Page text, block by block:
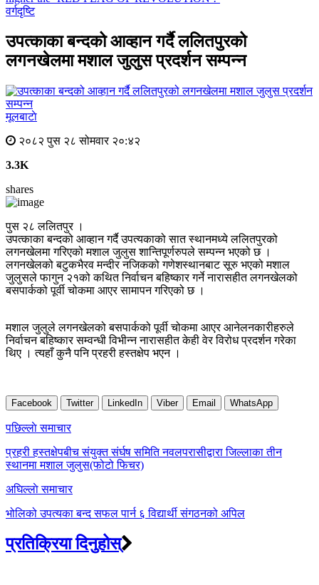
वर्गदृष्टि
उपत्काका बन्दको आव्हान गर्दै ललितपुरको
लगनखेलमा मशाल जुलुस प्रदर्शन सम्पन्न
मूलबाटाे
२०८२ पुस २८ सोमवार २०:४२
3.3K
shares
पुस २८ ललितपुर ।
उपत्काका बन्दको आव्हान गर्दै उपत्यकाको सात स्थानमध्ये ललितपुरको
लगनखेलमा गरिएको मशाल जुलुस शान्तिपूर्णरुपले सम्पन्न भएको छ ।
लगनखेलको बटुकभैरव मन्दीर नजिकको गणेशस्थानबाट सूरु भएको मशाल
जुलुसले फागुन २१को कथित निर्वाचन बहिष्कार गर्ने नारासहीत लगनखेलको
बसपार्कको पूर्वी चोकमा आएर सामापन गरिएको छ ।
मशाल जुलुले लगनखेलको बसपार्कको पूर्वी चोकमा आएर आनेलनकारीहरुले
निर्वाचन बहिष्कार सम्वन्धी विभीन्न नारासहीत केही वेर विरोध प्रदर्शन गरेका
थिए । त्यहाँ कुनै पनि प्रहरी हस्तक्षेप भएन ।
Facebook Twitter LinkedIn Viber Email WhatsApp
Post
navigation
पछिल्लाे समाचार
प्रहरी हस्तक्षेपबीच संयुक्त संर्घष समिति नवलपरासीद्वारा जिल्लाका तीन
स्थानमा मशाल जुलुस(फोटो फिचर)
अघिल्लाे समाचार
भोलिको उपत्यका बन्द सफल पार्न ६ विद्यार्थी संगठनको अपिल
प्रतिक्रिया दिनुहोस्